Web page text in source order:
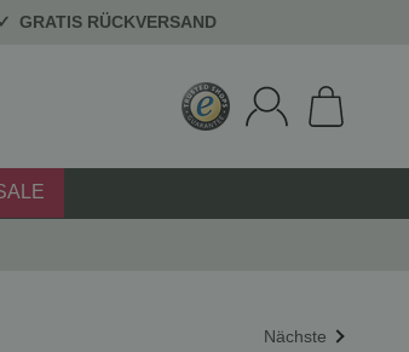
GRATIS RÜCKVERSAND
Nächste